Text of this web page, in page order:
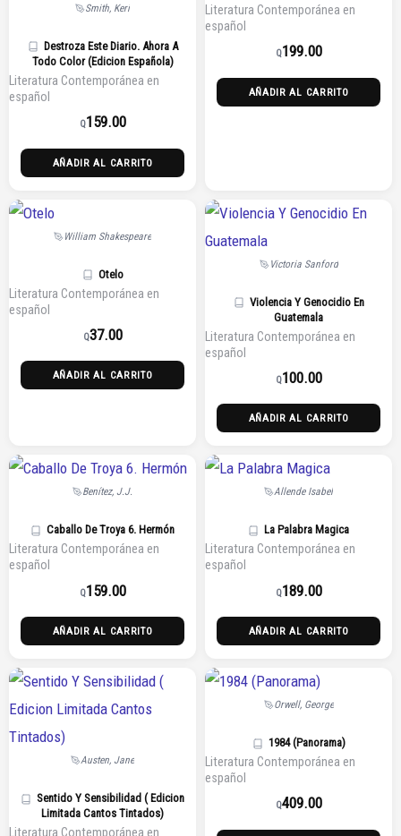
Smith, Keri
Destroza Este Diario. Ahora A
Todo Color (Edicion Española)
Literatura Contemporánea en
español
Q159.00
AÑADIR AL CARRITO
Literatura Contemporánea en
español
Q199.00
AÑADIR AL CARRITO
William Shakespeare
Otelo
Literatura Contemporánea en
español
Q37.00
AÑADIR AL CARRITO
Victoria Sanford
Violencia Y Genocidio En
Guatemala
Literatura Contemporánea en
español
Q100.00
AÑADIR AL CARRITO
Benítez, J.J.
Caballo De Troya 6. Hermón
Literatura Contemporánea en
español
Q159.00
AÑADIR AL CARRITO
Allende Isabel
La Palabra Magica
Literatura Contemporánea en
español
Q189.00
AÑADIR AL CARRITO
Austen, Jane
Sentido Y Sensibilidad ( Edicion
Limitada Cantos Tintados)
Literatura Contemporánea en
Orwell, George
1984 (Panorama)
Literatura Contemporánea en
español
Q409.00